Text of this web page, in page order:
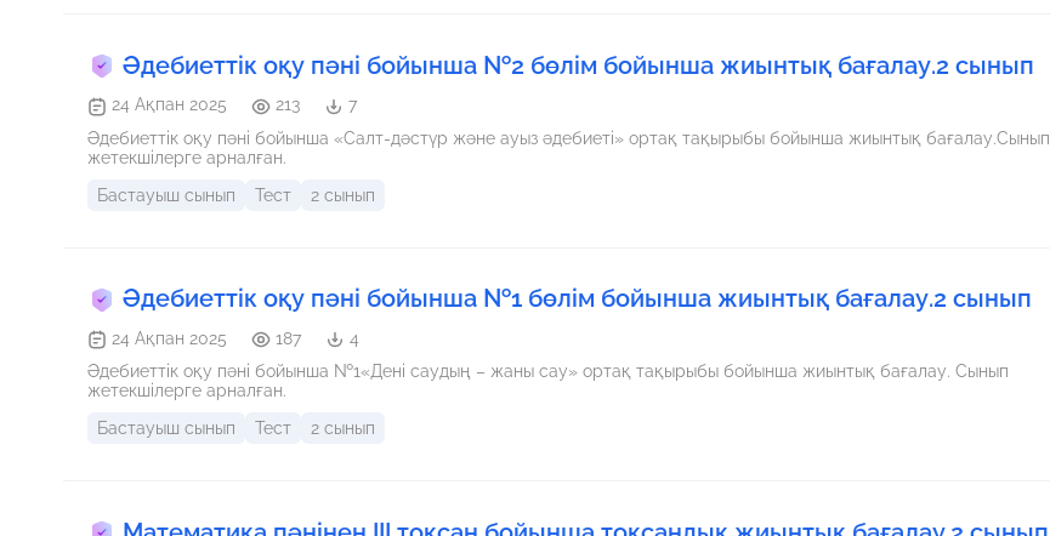
Әдебиеттік оқу пәні бойынша №2 бөлім бойынша жиынтық бағалау.2 сынып
24 Ақпан 2025 213
7
Әдебиеттік оқу пәні бойынша «Салт-дәстүр және ауыз әдебиеті» ортақ тақырыбы бойынша жиынтық бағалау.Сынып
жетекшілерге арналған.
Бастауыш сынып
Тест 2 сынып
Әдебиеттік оқу пәні бойынша №1 бөлім бойынша жиынтық бағалау.2 сынып
24 Ақпан 2025 187
4
Әдебиеттік оқу пәні бойынша №1«Дені саудың – жаны сау» ортақ тақырыбы бойынша жиынтық бағалау. Сынып
жетекшілерге арналған.
Бастауыш сынып
Тест 2 сынып